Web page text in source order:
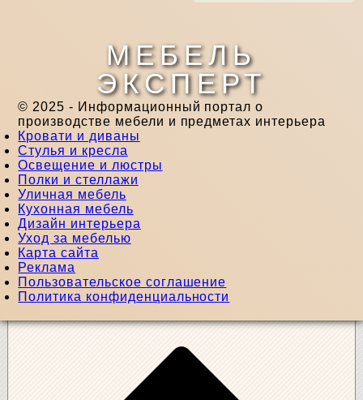
МЕБЕЛЬ
ЭКСПЕРТ
© 2025 - Информационный портал о
производстве мебели и предметах интерьера
Кровати и диваны
Стулья и кресла
Освещение и люстры
Полки и стеллажи
Уличная мебель
Кухонная мебель
Дизайн интерьера
Уход за мебелью
Карта сайта
Реклама
Пользовательское соглашение
Политика конфиденциальности